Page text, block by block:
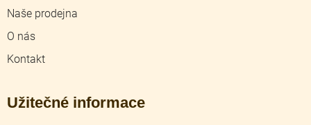
Naše prodejna
O nás
Kontakt
Užitečné informace